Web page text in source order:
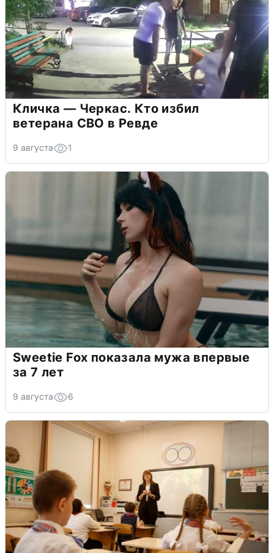
Кличка — Черкас. Кто избил
ветерана СВО в Ревде
9 августа 1
Sweetie Fox показала мужа впервые
за 7 лет
9 августа 6